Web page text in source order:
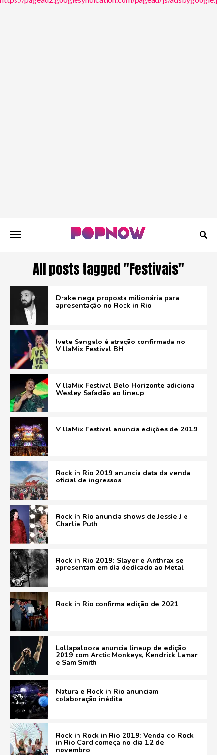
All posts tagged "Festivais"
Drake nega proposta milionária para
apresentação no Rock in Rio
Ivete Sangalo é atração confirmada no
VillaMix Festival BH
VillaMix Festival Belo Horizonte adiciona
Wesley Safadão ao lineup
VillaMix Festival anuncia edições de 2019
Rock in Rio 2019 anuncia data da venda
oficial de ingressos
Rock in Rio anuncia shows de Jessie J e
Charlie Puth
Rock in Rio 2019: Slayer e Anthrax se
apresentam em dia dedicado ao Metal
Rock in Rio confirma edição de 2021
Lollapalooza anuncia lineup de edição
2019 com Arctic Monkeys, Kendrick Lamar
e Sam Smith
Natura e Rock in Rio anunciam
colaboração inédita
Rock in Rock in Rio 2019: Venda do Rock
in Rio Card começa no dia 12 de
novembro